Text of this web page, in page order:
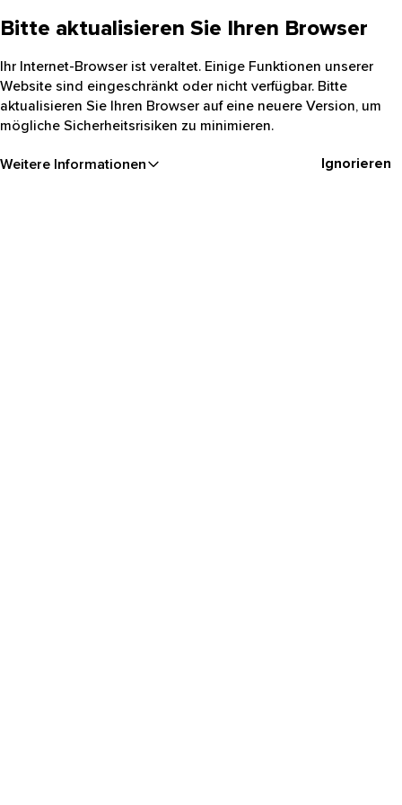
Bitte aktualisieren Sie Ihren Browser
Ihr Internet-Browser ist veraltet. Einige Funktionen unserer
Website sind eingeschränkt oder nicht verfügbar. Bitte
aktualisieren Sie Ihren Browser auf eine neuere Version, um
mögliche Sicherheitsrisiken zu minimieren.
Weitere Informationen Ignorieren